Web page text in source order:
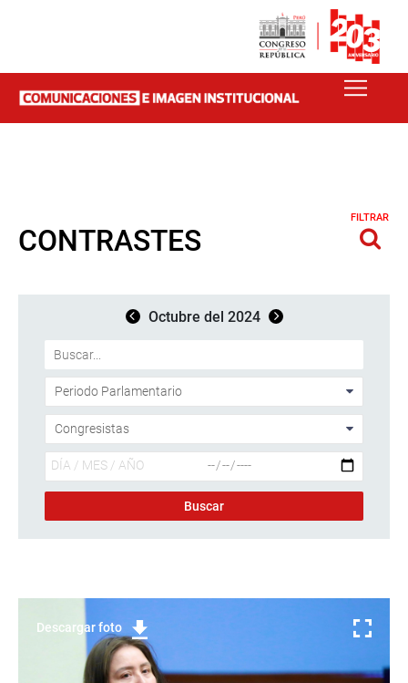
CONTRASTES
FILTRAR
Octubre del 2024
Descargar foto